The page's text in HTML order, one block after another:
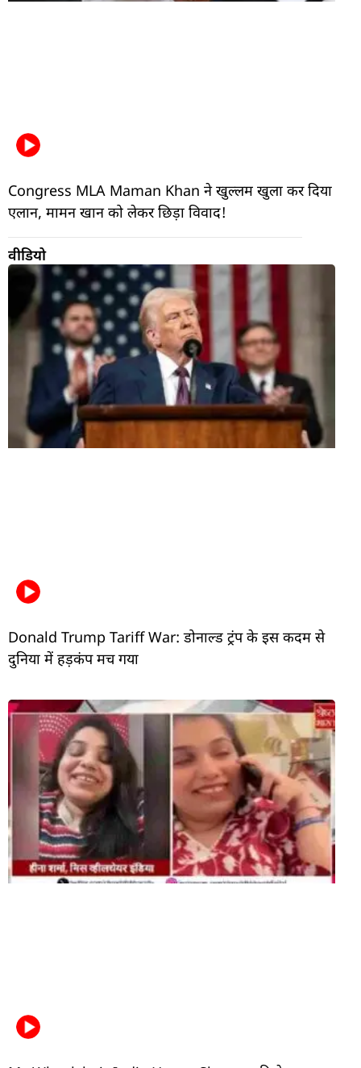
Congress MLA Maman Khan ने खुल्लम खुला कर दिया
एलान, मामन खान को लेकर छिड़ा विवाद!
वीडियो
Donald Trump Tariff War: डोनाल्ड ट्रंप के इस कदम से
दुनिया में हड़कंप मच गया